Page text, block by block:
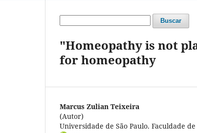
Buscar
"Homeopathy is not
for homeopathy
Marcus Zulian Teixeira
(Autor)
Universidade de São Paulo. Faculdade